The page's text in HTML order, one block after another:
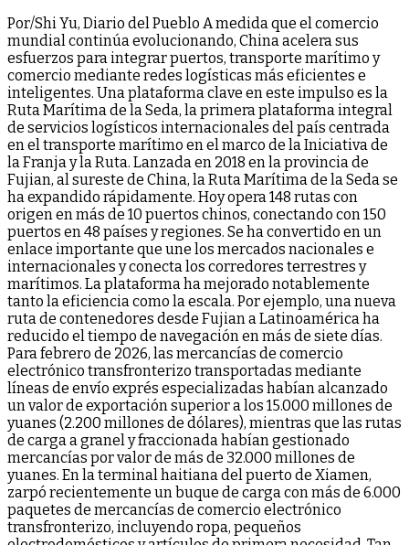
Por/Shi Yu, Diario del Pueblo A medida que el comercio
mundial continúa evolucionando, China acelera sus
esfuerzos para integrar puertos, transporte marítimo y
comercio mediante redes logísticas más eficientes e
inteligentes. Una plataforma clave en este impulso es la
Ruta Marítima de la Seda, la primera plataforma integral
de servicios logísticos internacionales del país centrada
en el transporte marítimo en el marco de la Iniciativa de
la Franja y la Ruta. Lanzada en 2018 en la provincia de
Fujian, al sureste de China, la Ruta Marítima de la Seda se
ha expandido rápidamente. Hoy opera 148 rutas con
origen en más de 10 puertos chinos, conectando con 150
puertos en 48 países y regiones. Se ha convertido en un
enlace importante que une los mercados nacionales e
internacionales y conecta los corredores terrestres y
marítimos. La plataforma ha mejorado notablemente
tanto la eficiencia como la escala. Por ejemplo, una nueva
ruta de contenedores desde Fujian a Latinoamérica ha
reducido el tiempo de navegación en más de siete días.
Para febrero de 2026, las mercancías de comercio
electrónico transfronterizo transportadas mediante
líneas de envío exprés especializadas habían alcanzado
un valor de exportación superior a los 15.000 millones de
yuanes (2.200 millones de dólares), mientras que las rutas
de carga a granel y fraccionada habían gestionado
mercancías por valor de más de 32.000 millones de
yuanes. En la terminal haitiana del puerto de Xiamen,
zarpó recientemente un buque de carga con más de 6.000
paquetes de mercancías de comercio electrónico
transfronterizo, incluyendo ropa, pequeños